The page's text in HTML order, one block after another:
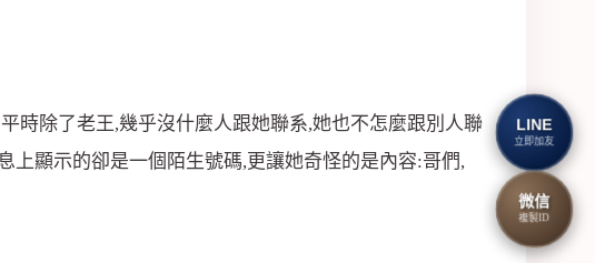
時除了老王,幾乎沒什麼人跟她聯系,她也不怎麼跟別人聯
上顯示的卻是一個陌生號碼,更讓她奇怪的是內容:哥們,
LINE
立即加友
微信
複製ID